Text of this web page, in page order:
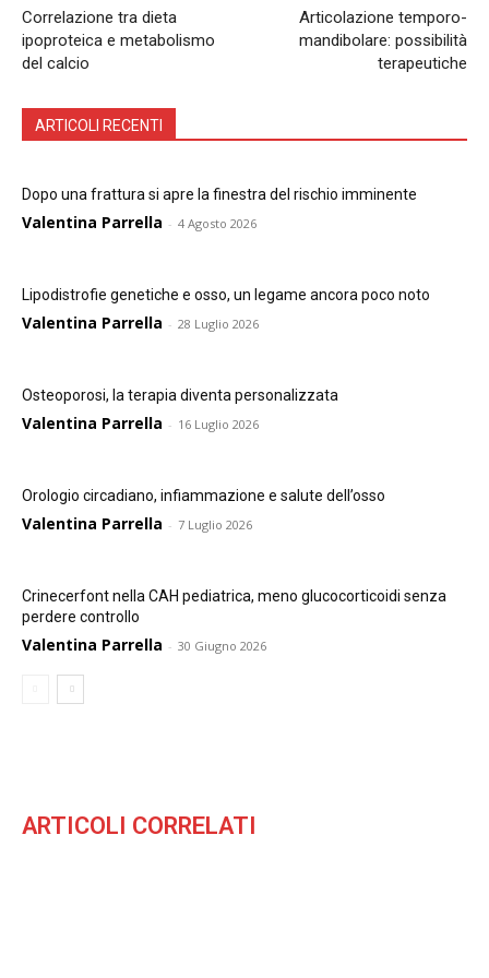
Correlazione tra dieta
ipoproteica e metabolismo
del calcio
Articolazione temporo-
mandibolare: possibilità
terapeutiche
ARTICOLI RECENTI
Dopo una frattura si apre la finestra del rischio imminente
Valentina Parrella - 4 Agosto 2026
Lipodistrofie genetiche e osso, un legame ancora poco noto
Valentina Parrella - 28 Luglio 2026
Osteoporosi, la terapia diventa personalizzata
Valentina Parrella - 16 Luglio 2026
Orologio circadiano, infiammazione e salute dell’osso
Valentina Parrella - 7 Luglio 2026
Crinecerfont nella CAH pediatrica, meno glucocorticoidi senza
perdere controllo
Valentina Parrella - 30 Giugno 2026
ARTICOLI CORRELATI